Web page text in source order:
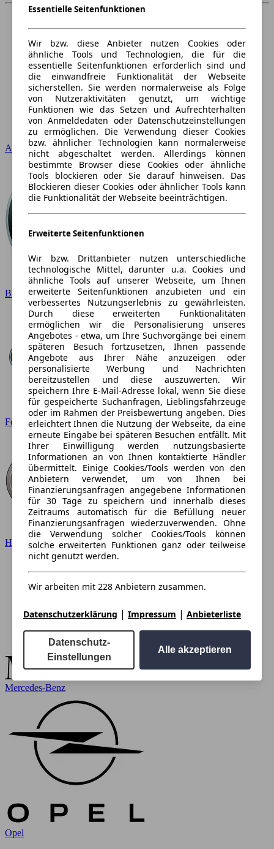
Audi
BMW
Ford
Hyundai
Mercedes-Benz
Opel
Essentielle Seitenfunktionen
Wir bzw. diese Anbieter nutzen Cookies oder
ähnliche Tools und Technologien, die für die
essentielle Seitenfunktionen erforderlich sind und
die einwandfreie Funktionalität der Webseite
sicherstellen. Sie werden normalerweise als Folge
von Nutzeraktivitäten genutzt, um wichtige
Funktionen wie das Setzen und Aufrechterhalten
von Anmeldedaten oder Datenschutzeinstellungen
zu ermöglichen. Die Verwendung dieser Cookies
bzw. ähnlicher Technologien kann normalerweise
nicht abgeschaltet werden. Allerdings können
bestimmte Browser diese Cookies oder ähnliche
Tools blockieren oder Sie darauf hinweisen. Das
Blockieren dieser Cookies oder ähnlicher Tools kann
die Funktionalität der Webseite beeinträchtigen.
Erweiterte Seitenfunktionen
Wir bzw. Drittanbieter nutzen unterschiedliche
technologische Mittel, darunter u.a. Cookies und
ähnliche Tools auf unserer Webseite, um Ihnen
erweiterte Seitenfunktionen anzubieten und ein
verbessertes Nutzungserlebnis zu gewährleisten.
Durch diese erweiterten Funktionalitäten
ermöglichen wir die Personalisierung unseres
Angebotes - etwa, um Ihre Suchvorgänge bei einem
späteren Besuch fortzusetzen, Ihnen passende
Angebote aus Ihrer Nähe anzuzeigen oder
personalisierte Werbung und Nachrichten
bereitzustellen und diese auszuwerten. Wir
speichern Ihre E-Mail-Adresse lokal, wenn Sie diese
für gespeicherte Suchanfragen, Lieblingsfahrzeuge
oder im Rahmen der Preisbewertung angeben. Dies
erleichtert Ihnen die Nutzung der Webseite, da eine
erneute Eingabe bei späteren Besuchen entfällt. Mit
Ihrer Einwilligung werden nutzungsbasierte
Informationen an von Ihnen kontaktierte Händler
übermittelt. Einige Cookies/Tools werden von den
Anbietern verwendet, um von Ihnen bei
Finanzierungsanfragen angegebene Informationen
für 30 Tage zu speichern und innerhalb dieses
Zeitraums automatisch für die Befüllung neuer
Finanzierungsanfragen wiederzuverwenden. Ohne
die Verwendung solcher Cookies/Tools können
solche erweiterten Funktionen ganz oder teilweise
nicht genutzt werden.
Wir arbeiten mit 228 Anbietern zusammen.
Datenschutzerklärung | Impressum | Anbieterliste
Datenschutz-
Einstellungen
Alle akzeptieren